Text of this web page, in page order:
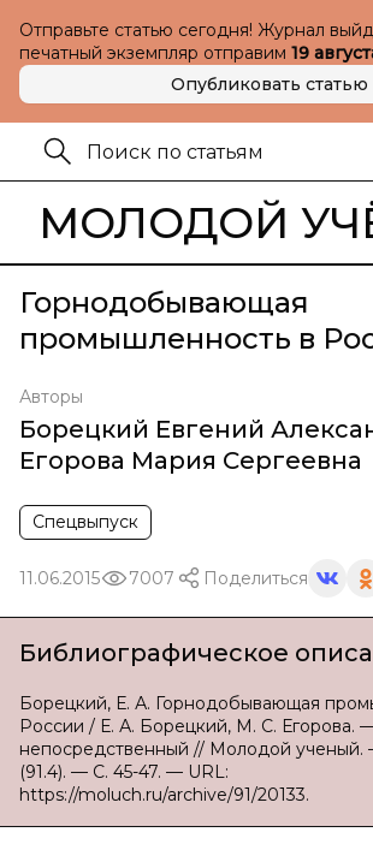
Отправьте статью сегодня! Журнал
печатный экземпляр отправим 19
Опубликовать статью
МОЛОДОЙ
Горнодобывающая
промышленность в
Авторы
Борецкий Евгений
Егорова Мария Сергеевна
Спецвыпуск
11.06.2015 7007 Поделиться
Библиографическое
Борецкий, Е. А. Горнодобывающая
России / Е. А. Борецкий, М. С. Егорова.
непосредственный // Молодой ученый.
(91.4). — С. 45-47. — URL:
https://moluch.ru/archive/91/20133.